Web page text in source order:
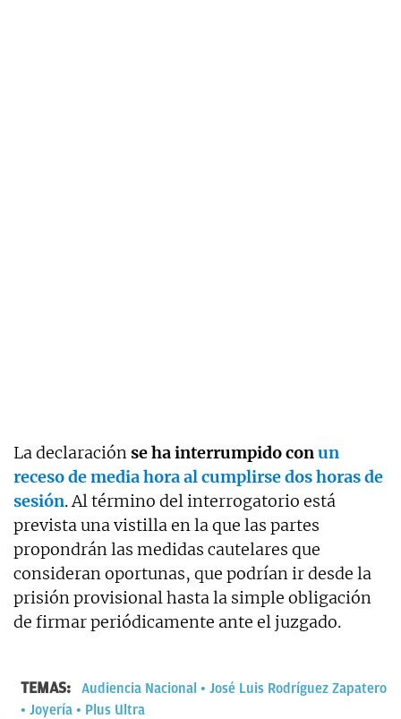
La declaraciónse ha interrumpido conun
receso de media hora al cumplirse dos horas de
sesión. Al término del interrogatorio está
prevista una vistilla en la que las partes
propondrán las medidas cautelares que
consideran oportunas, que podrían ir desde la
prisión provisional hasta la simple obligación
de firmar periódicamente ante el juzgado.
TEMAS: Audiencia Nacional
José Luis Rodríguez Zapatero
Joyería
Plus Ultra